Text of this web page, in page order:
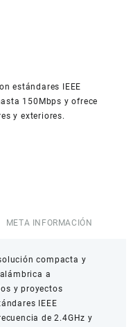
estándares IEEE
150Mbps y ofrece
y exteriores.
META INFORMACIÓN
compacta y
a
y proyectos
IEEE
de 2.4GHz y